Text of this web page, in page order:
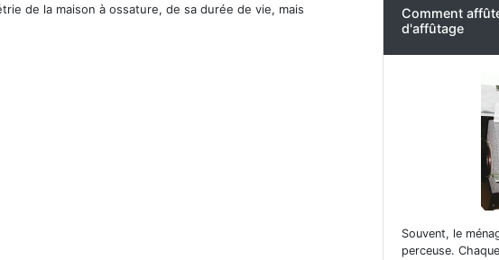
de la maison à ossature, de sa durée de vie, mais
Comment
d'affûtage
Souvent, le
perceuse.